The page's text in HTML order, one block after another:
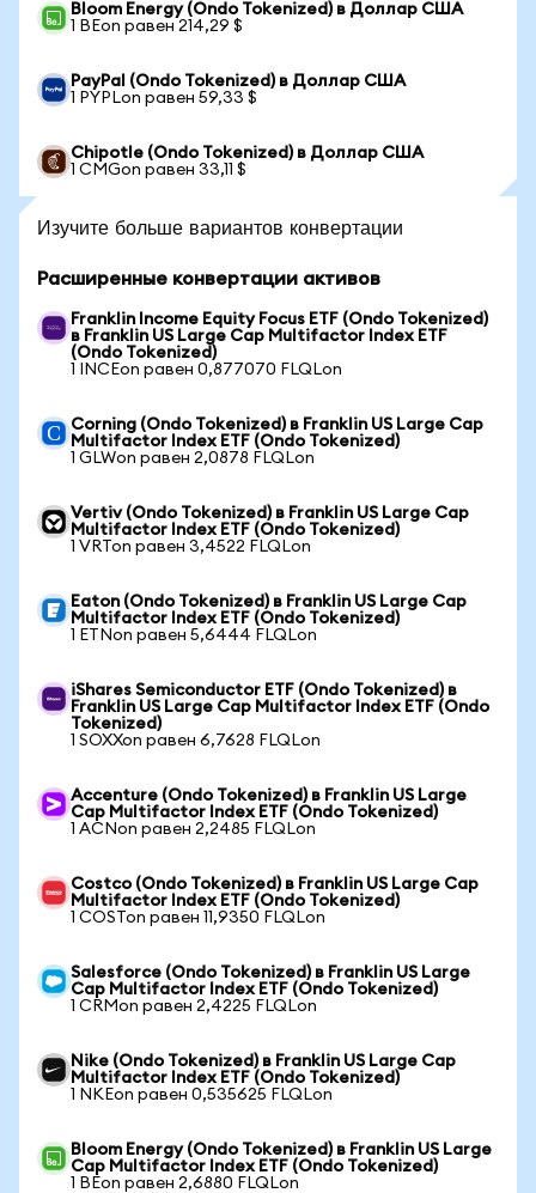
Bloom Energy (Ondo Tokenized) в Доллар США
1 BEon равен 214,29 $
PayPal (Ondo Tokenized) в Доллар США
1 PYPLon равен 59,33 $
Chipotle (Ondo Tokenized) в Доллар США
1 CMGon равен 33,11 $
Изучите больше вариантов конвертации
Расширенные конвертации активов
Franklin Income Equity Focus ETF (Ondo Tokenized)
в Franklin US Large Cap Multifactor Index ETF
(Ondo Tokenized)
1 INCEon равен 0,877070 FLQLon
Corning (Ondo Tokenized) в Franklin US Large Cap
Multifactor Index ETF (Ondo Tokenized)
1 GLWon равен 2,0878 FLQLon
Vertiv (Ondo Tokenized) в Franklin US Large Cap
Multifactor Index ETF (Ondo Tokenized)
1 VRTon равен 3,4522 FLQLon
Eaton (Ondo Tokenized) в Franklin US Large Cap
Multifactor Index ETF (Ondo Tokenized)
1 ETNon равен 5,6444 FLQLon
iShares Semiconductor ETF (Ondo Tokenized) в
Franklin US Large Cap Multifactor Index ETF (Ondo
Tokenized)
1 SOXXon равен 6,7628 FLQLon
Accenture (Ondo Tokenized) в Franklin US Large
Cap Multifactor Index ETF (Ondo Tokenized)
1 ACNon равен 2,2485 FLQLon
Costco (Ondo Tokenized) в Franklin US Large Cap
Multifactor Index ETF (Ondo Tokenized)
1 COSTon равен 11,9350 FLQLon
Salesforce (Ondo Tokenized) в Franklin US Large
Cap Multifactor Index ETF (Ondo Tokenized)
1 CRMon равен 2,4225 FLQLon
Nike (Ondo Tokenized) в Franklin US Large Cap
Multifactor Index ETF (Ondo Tokenized)
1 NKEon равен 0,535625 FLQLon
Bloom Energy (Ondo Tokenized) в Franklin US Large
Cap Multifactor Index ETF (Ondo Tokenized)
1 BEon равен 2,6880 FLQLon